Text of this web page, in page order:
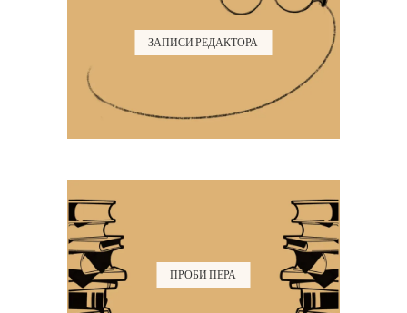
ЗАПИСИ РЕДАКТОРА
ПРОБИ ПЕРА